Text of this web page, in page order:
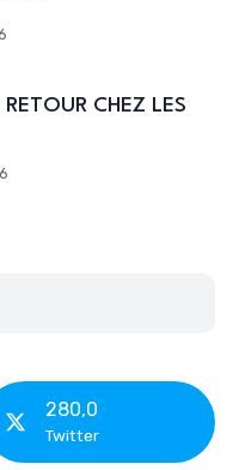
CHEZ LES
280,0
Twitter